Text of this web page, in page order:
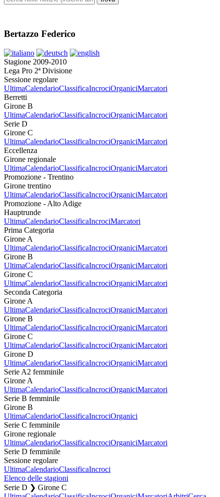
Bertazzo Federico
Stagione 2009-2010
Lega Pro 2ª Divisione
Sessione regolare
UltimaCalendarioClassificaIncrociOrganiciMarcatori
Berretti
Girone B
UltimaCalendarioClassificaIncrociOrganiciMarcatori
Serie D
Girone C
UltimaCalendarioClassificaIncrociOrganiciMarcatori
Eccellenza
Girone regionale
UltimaCalendarioClassificaIncrociOrganiciMarcatori
Promozione - Trentino
Girone trentino
UltimaCalendarioClassificaIncrociOrganiciMarcatori
Promozione - Alto Adige
Hauptrunde
UltimaCalendarioClassificaIncrociMarcatori
Prima Categoria
Girone A
UltimaCalendarioClassificaIncrociOrganiciMarcatori
Girone B
UltimaCalendarioClassificaIncrociOrganiciMarcatori
Girone C
UltimaCalendarioClassificaIncrociOrganiciMarcatori
Seconda Categoria
Girone A
UltimaCalendarioClassificaIncrociOrganiciMarcatori
Girone B
UltimaCalendarioClassificaIncrociOrganiciMarcatori
Girone C
UltimaCalendarioClassificaIncrociOrganiciMarcatori
Girone D
UltimaCalendarioClassificaIncrociOrganiciMarcatori
Serie A2 femminile
Girone A
UltimaCalendarioClassificaIncrociOrganiciMarcatori
Serie B femminile
Girone B
UltimaCalendarioClassificaIncrociOrganici
Serie C femminile
Girone regionale
UltimaCalendarioClassificaIncrociOrganiciMarcatori
Serie D femminile
Sessione regolare
UltimaCalendarioClassificaIncroci
Elenco delle stagioni
Serie D ❯ Girone C